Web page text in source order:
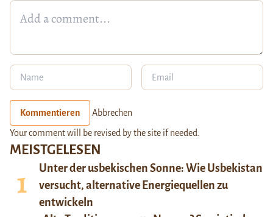
MEISTGELESEN
Unter der usbekischen Sonne: Wie Usbekistan
versucht, alternative Energiequellen zu
entwickeln
Kommentieren Abbrechen
Your comment will be revised by the site if needed.